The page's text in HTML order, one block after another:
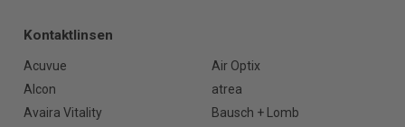
Kontaktlinsen
Acuvue
Air Optix
Alcon
atrea
Avaira Vitality
Bausch + Lomb